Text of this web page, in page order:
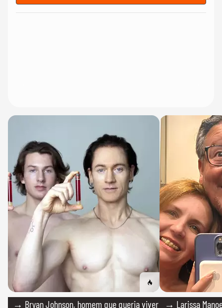
→ Bryan Johnson, homem que queria viver → Larissa